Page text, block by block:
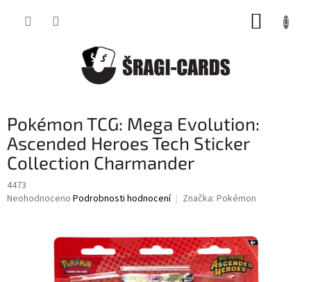
Pokémon TCG: Mega Evolution:
Ascended Heroes Tech Sticker
Collection Charmander
4473
Průměrné
Neohodnoceno Podrobnosti hodnocení Značka: Pokémon